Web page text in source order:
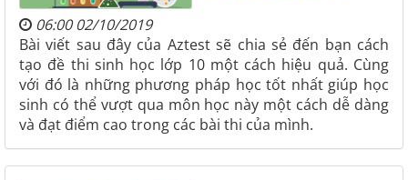
06:00 02/10/2019
Bài viết sau đây của Aztest sẽ chia sẻ đến bạn cách
tạo đề thi sinh học lớp 10 một cách hiệu quả. Cùng
với đó là những phương pháp học tốt nhất giúp học
sinh có thể vượt qua môn học này một cách dễ dàng
và đạt điểm cao trong các bài thi của mình.